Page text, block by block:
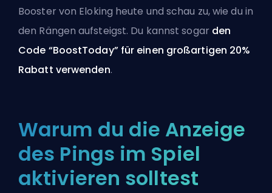
Booster von Eloking heute und schau zu, wie du in
den Rängen aufsteigst. Du kannst sogar den
Code “BoostToday” für einen großartigen 20%
Rabatt verwenden.
Warum du die Anzeige
des Pings im Spiel
aktivieren solltest